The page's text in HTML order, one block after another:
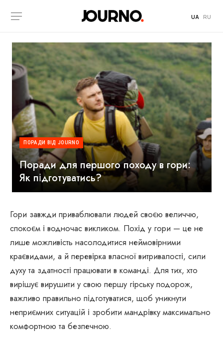
UA RU
ПОРАДИ ВІД JOURNO
Поради для першого походу в гори:
Як підготуватись?
Гори завжди приваблювали людей своєю величчю,
спокоєм і водночас викликом. Похід у гори — це не
лише можливість насолодитися неймовірними
краєвидами, а й перевірка власної витривалості, сили
духу та здатності працювати в команді. Для тих, хто
вирішує вирушити у свою першу гірську подорож,
важливо правильно підготуватися, щоб уникнути
неприємних ситуацій і зробити мандрівку максимально
комфортною та безпечною.